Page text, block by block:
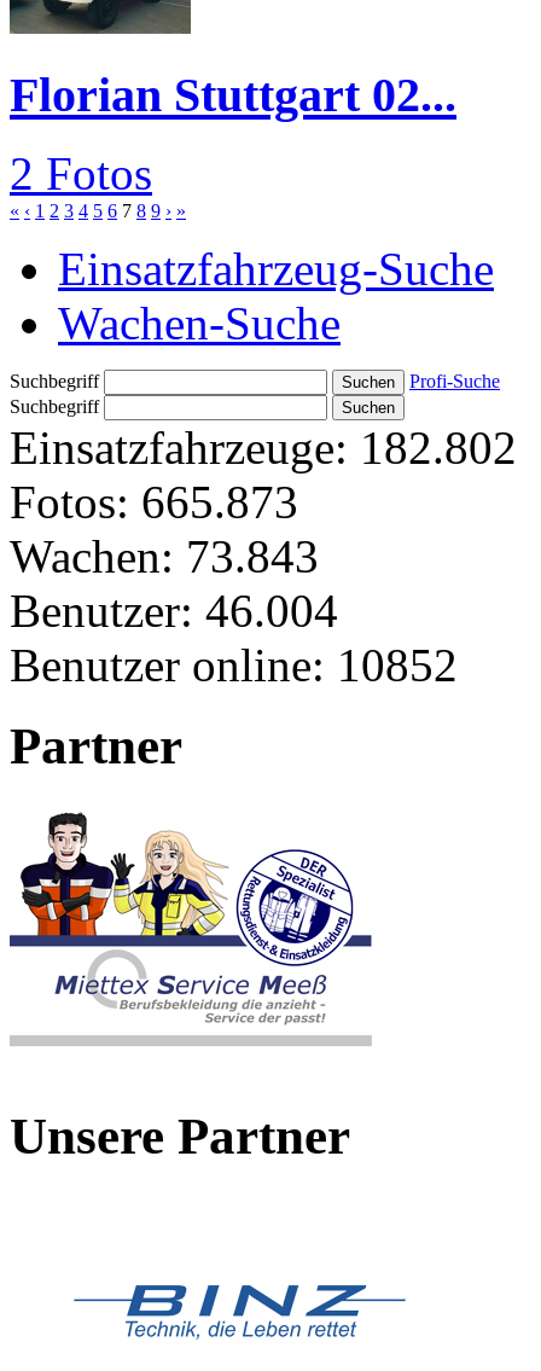
Florian Stuttgart 02...
2 Fotos
« ‹ 1 2 3 4 5 6 7 8 9 › »
Einsatzfahrzeug-Suche
Wachen-Suche
Suchbegriff
Profi-Suche
Suchbegriff
Einsatzfahrzeuge: 182.802
Fotos: 665.873
Wachen: 73.843
Benutzer: 46.004
Benutzer online: 10852
Partner
Unsere Partner